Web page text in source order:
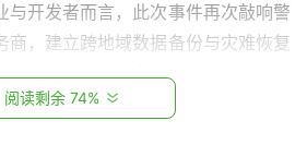
与开发者而言，此次事件再次敲响警
商，建立跨地域数据备份与灾难恢复
代不可或缺的安全实践。
阅读剩余 74%